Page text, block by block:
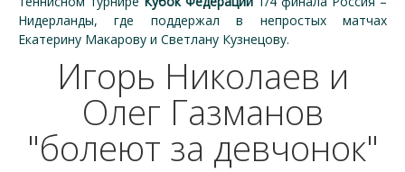
Нидерланды, где поддержал в непростых матчах
Екатерину Макарову и Светлану Кузнецову.
Игорь Николаев и
Олег Газманов
"болеют за девчонок"